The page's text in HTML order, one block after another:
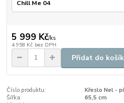
5 999 Kč/ks
4 958 Kč bez DPH
Přidat do
Číslo produktu:
Křeslo Nel -
Šířka:
65,5 cm